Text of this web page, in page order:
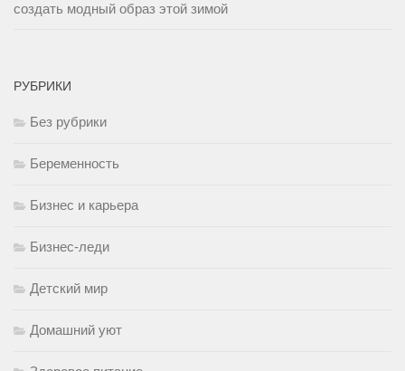
создать модный образ этой зимой
РУБРИКИ
Без рубрики
Беременность
Бизнес и карьера
Бизнес-леди
Детский мир
Домашний уют